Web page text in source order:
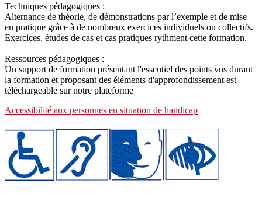
Techniques pédagogiques :
Alternance de théorie, de démonstrations par l’exemple et de mise
en pratique grâce à de nombreux exercices individuels ou collectifs.
Exercices, études de cas et cas pratiques rythment cette formation.
Ressources pédagogiques :
Un support de formation présentant l'essentiel des points vus durant
la formation et proposant des éléments d'approfondissement est
téléchargeable sur notre plateforme
Accessibilité aux personnes en situation de handicap